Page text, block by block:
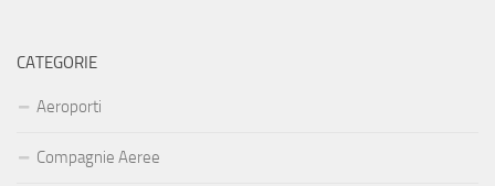
CATEGORIE
Aeroporti
Compagnie Aeree